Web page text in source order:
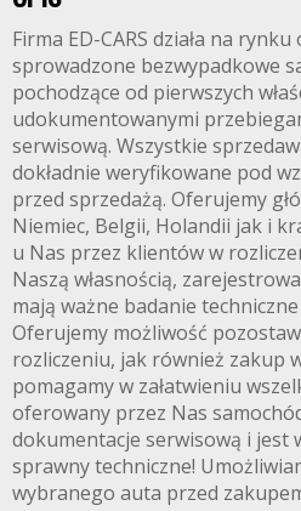
Firma ED-CARS działa na
sprowadzone bezwypadkowe
pochodzące od pierwszych
udokumentowanymi
serwisową. Wszystkie
dokładnie weryfikowane pod
przed sprzedażą. Oferujemy
Niemiec, Belgii, Holandii jak i
u Nas przez klientów w
Naszą własnością,
mają ważne badanie
Oferujemy możliwość
rozliczeniu, jak również zakup
pomagamy w załatwieniu
oferowany przez Nas
dokumentacje serwisową i jest
sprawny techniczne!
wybranego auta przed